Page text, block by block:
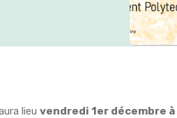
lieu vendredi 1er décembre à